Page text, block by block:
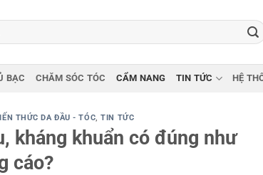
BẠC CHĂM SÓC TÓC CẨM NANG TIN TỨC HỆ
THỨC DA ĐẦU - TÓC,TIN TỨC
kháng khuẩn có đúng như
cáo?